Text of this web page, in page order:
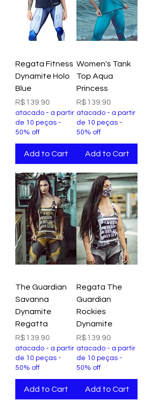
Regata Fitness
Dynamite Holo
Blue
Price
R$139.90
atacado - a partir
de 10 peças -
50% off
Add to Cart
Women's Tank
Top Aqua
Princess
Price
R$139.90
atacado - a partir
de 10 peças -
50% off
Add to Cart
The Guardian
Savanna
Dynamite
Regatta
Price
R$139.90
atacado - a partir
de 10 peças -
50% off
Add to Cart
Regata The
Guardian
Rockies
Dynamite
Price
R$139.90
atacado - a partir
de 10 peças -
50% off
Add to Cart